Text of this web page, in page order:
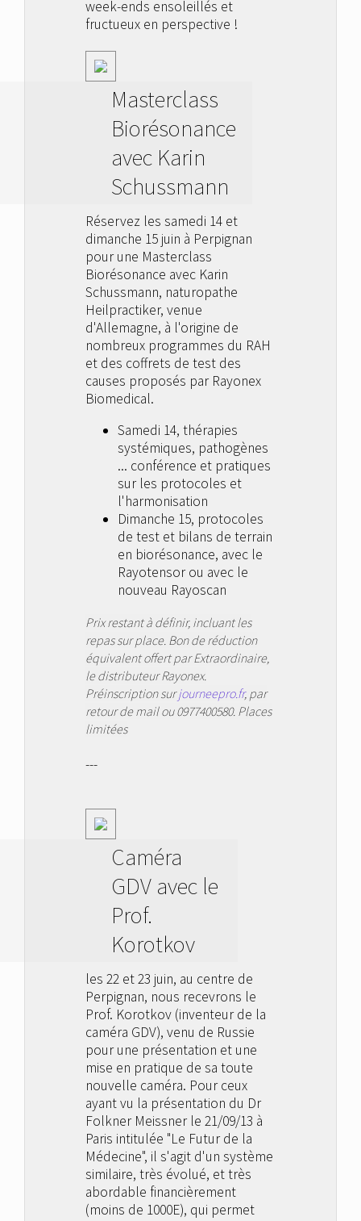
week-ends ensoleillés et
fructueux en perspective !
Masterclass
Biorésonance
avec Karin
Schussmann
Réservez les samedi 14 et
dimanche 15 juin à Perpignan
pour une Masterclass
Biorésonance avec Karin
Schussmann, naturopathe
Heilpractiker, venue
d'Allemagne, à l'origine de
nombreux programmes du RAH
et des coffrets de test des
causes proposés par Rayonex
Biomedical.
Samedi 14, thérapies
systémiques, pathogènes
... conférence et pratiques
sur les protocoles et
l'harmonisation
Dimanche 15, protocoles
de test et bilans de terrain
en biorésonance, avec le
Rayotensor ou avec le
nouveau Rayoscan
Prix restant à définir, incluant les
repas sur place. Bon de réduction
équivalent offert par Extraordinaire,
le distributeur Rayonex.
Préinscription surjourneepro.fr, par
retour de mail ou 0977400580. Places
limitées
---
Caméra
GDV avec le
Prof.
Korotkov
les 22 et 23 juin, au centre de
Perpignan, nous recevrons le
Prof. Korotkov (inventeur de la
caméra GDV), venu de Russie
pour une présentation et une
mise en pratique de sa toute
nouvelle caméra. Pour ceux
ayant vu la présentation du Dr
Folkner Meissner le 21/09/13 à
Paris intitulée "Le Futur de la
Médecine", il s'agit d'un système
similaire, très évolué, et très
abordable financièrement
(moins de 1000E), qui permet